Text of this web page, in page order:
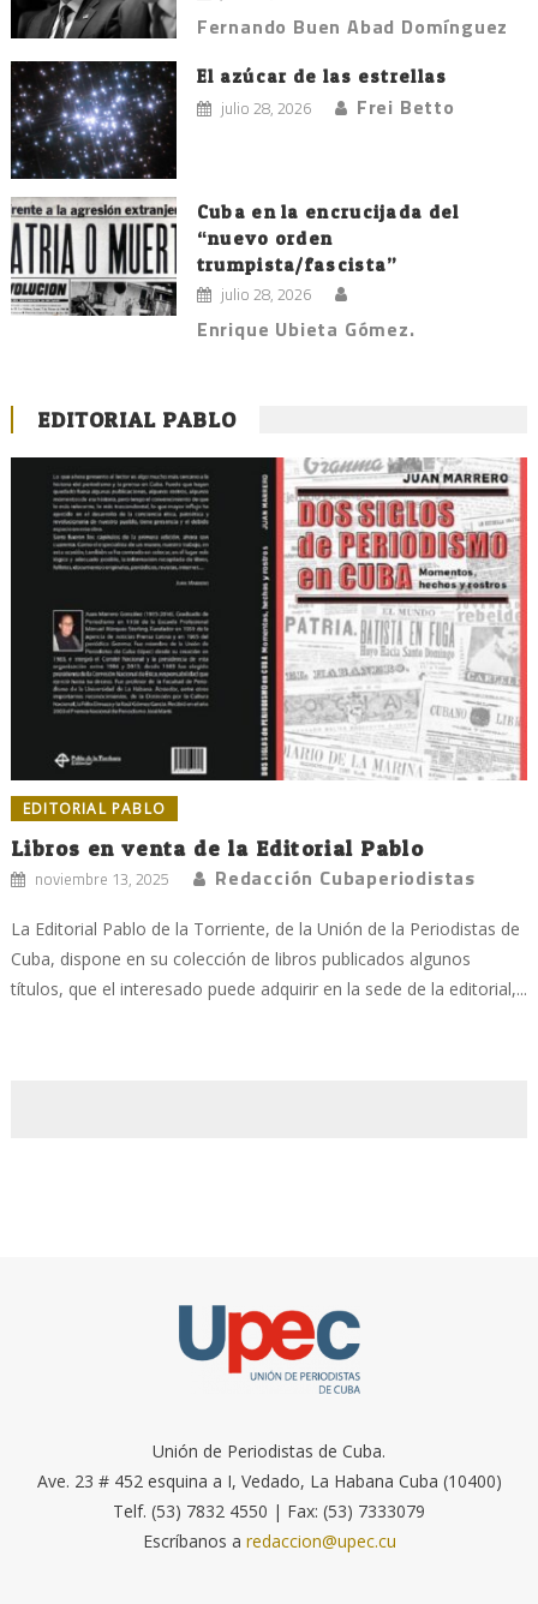
Fernando Buen Abad Domínguez
El azúcar de las estrellas
julio 28, 2026 Frei Betto
Cuba en la encrucijada del
“nuevo orden
trumpista/fascista”
julio 28, 2026
Enrique Ubieta Gómez.
EDITORIAL PABLO
EDITORIAL PABLO
Libros en venta de la Editorial Pablo
noviembre 13, 2025 Redacción Cubaperiodistas
La Editorial Pablo de la Torriente, de la Unión de la Periodistas de
Cuba, dispone en su colección de libros publicados algunos
títulos, que el interesado puede adquirir en la sede de la editorial,...
Unión de Periodistas de Cuba.
Ave. 23 # 452 esquina a I, Vedado, La Habana Cuba (10400)
Telf. (53) 7832 4550 | Fax: (53) 7333079
Escríbanos a redaccion@upec.cu